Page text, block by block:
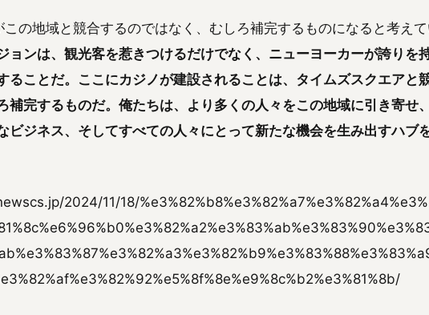
の地域と競合するのではなく、むしろ補完するものになると考え
ョンは、観光客を惹きつけるだけでなく、ニューヨーカーが誇りを
ることだ。ここにカジノが建設されることは、タイムズスクエアと
補完するものだ。俺たちは、より多くの人々をこの地域に引き寄せ
ビジネス、そしてすべての人々にとって新たな機会を生み出すハブ
2024/11/18/%e3%82%b8%e3%82%a7%e3%82%a4%e3%